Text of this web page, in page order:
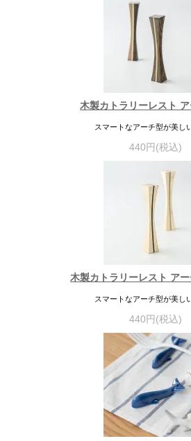
木製カトラリーレスト
スマートなアーチ型が美し
440円(税込)
木製カトラリーレスト ア
スマートなアーチ型が美し
440円(税込)